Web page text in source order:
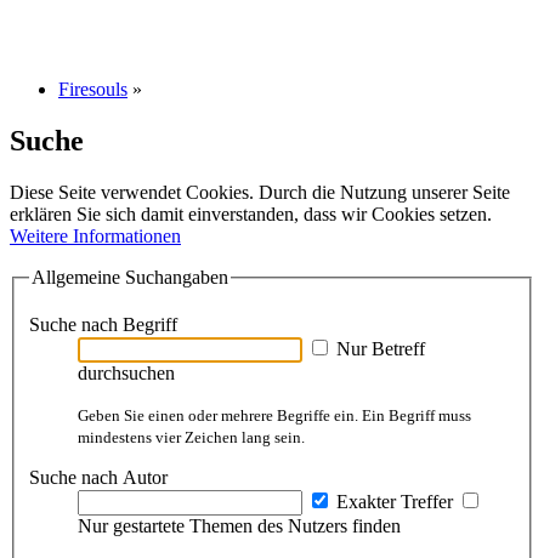
Firesouls »
Suche
Diese Seite verwendet Cookies. Durch die Nutzung unserer Seite
erklären Sie sich damit einverstanden, dass wir Cookies setzen.
Weitere Informationen
Allgemeine Suchangaben
Suche nach Begriff
Nur Betreff
durchsuchen
Geben Sie einen oder mehrere Begriffe ein. Ein Begriff muss
mindestens vier Zeichen lang sein.
Suche nach Autor
Exakter Treffer
Nur gestartete Themen des Nutzers finden